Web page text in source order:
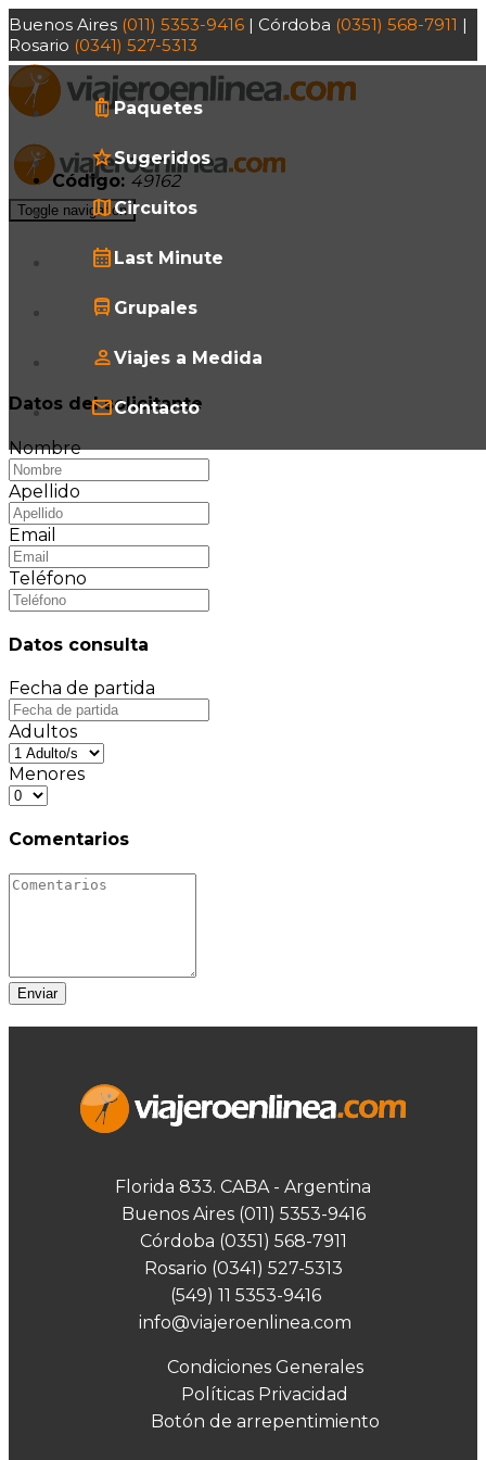
Buenos Aires (011) 5353-9416 | Córdoba (0351) 568-7911 |
Rosario (0341) 527-5313
Toggle navigation
Paquetes
Sugeridos
Circuitos
Last Minute
Grupales
Viajes a Medida
Contacto
Código: 49162
Datos del solicitante
Nombre
Apellido
Email
Teléfono
Datos consulta
Fecha de partida
Adultos
Menores
Comentarios
Enviar
Florida 833. CABA - Argentina
Buenos Aires (011) 5353-9416
Córdoba (0351) 568-7911
Rosario (0341) 527-5313
(549) 11 5353-9416
info@viajeroenlinea.com
Condiciones Generales
Políticas Privacidad
Botón de arrepentimiento